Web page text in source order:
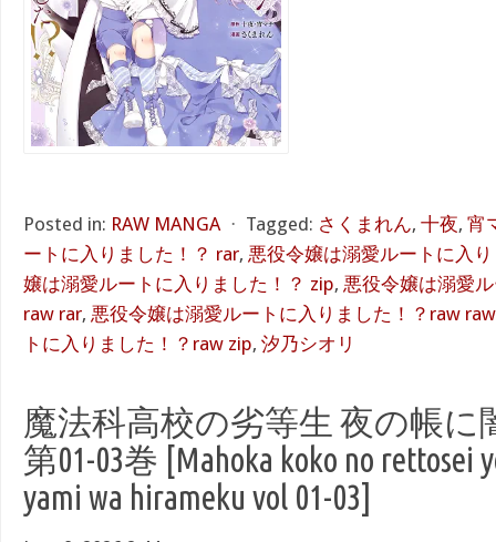
Posted in: RAW MANGA ⋅ Tagged: さくまれん, 十夜, 宵
ートに入りました！？ rar, 悪役令嬢は溺愛ルートに入
嬢は溺愛ルートに入りました！？ zip, 悪役令嬢は溺愛
raw rar, 悪役令嬢は溺愛ルートに入りました！？raw raw
トに入りました！？raw zip, 汐乃シオリ
魔法科高校の劣等生 夜の帳に
第01-03巻 [Mahoka koko no rettosei
yami wa hirameku vol 01-03]